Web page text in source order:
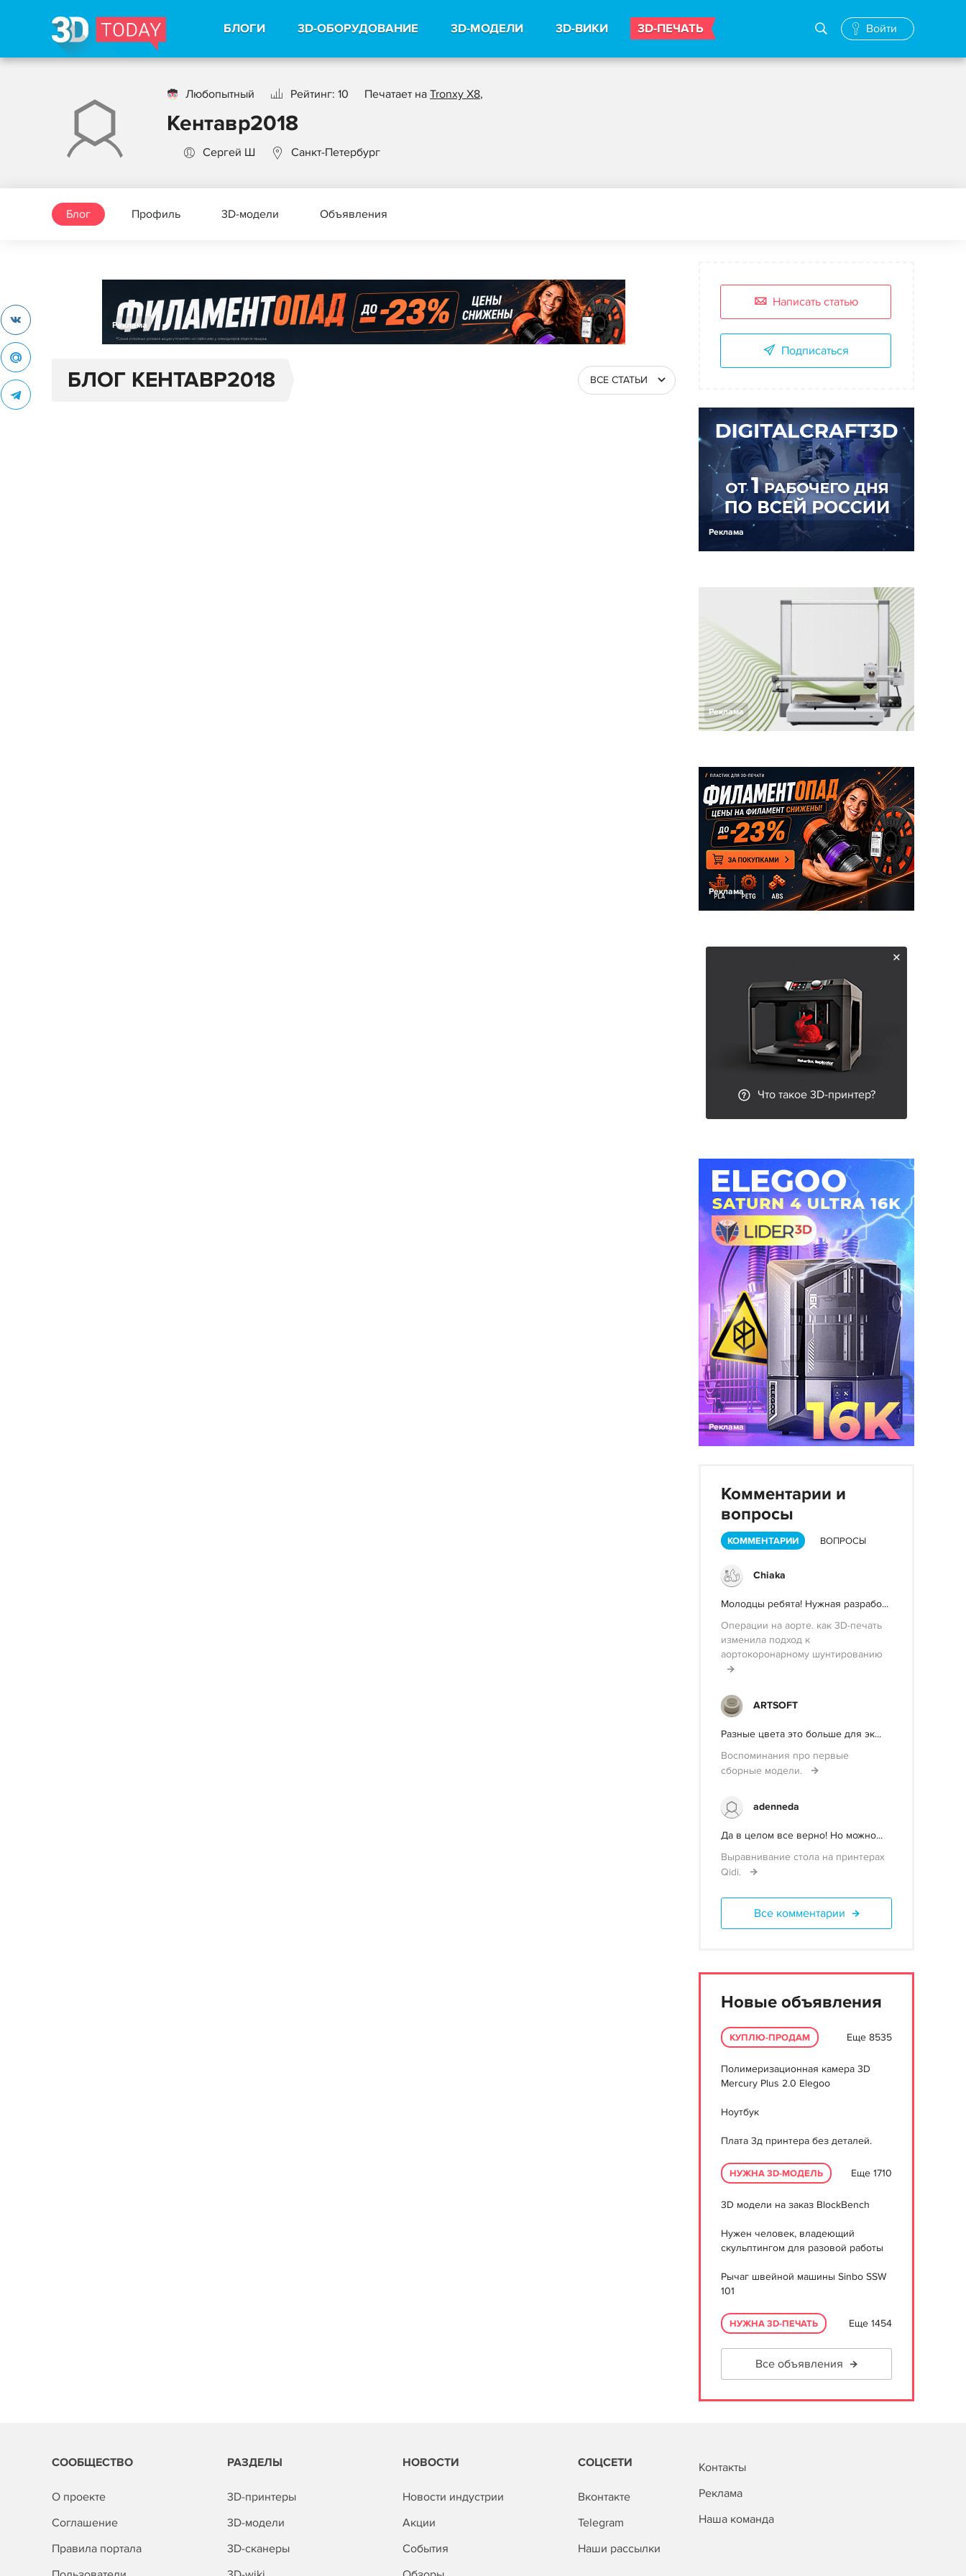
БЛОГИ 3D-ОБОРУДОВАНИЕ 3D-МОДЕЛИ 3D-ВИКИ 3D-ПЕЧАТЬ Войти
Любопытный Рейтинг: 10 Печатает на Tronxy X8,
Кентавр2018
Сергей Ш Санкт-Петербург
Блог Профиль 3D-модели Объявления
Реклама
БЛОГ КЕНТАВР2018 ВСЕ СТАТЬИ
Написать статью
Подписаться
Реклама
Реклама
Реклама
Что такое 3D-принтер?
Реклама
Комментарии и
вопросы
КОММЕНТАРИИ ВОПРОСЫ
Chiaka
Молодцы ребята! Нужная разрабо...
Операции на аорте. как 3D-печать
изменила подход к
аортокоронарному шунтированию
ARTSOFT
Разные цвета это больше для эк...
Воспоминания про первые
сборные модели.
adenneda
Да в целом все верно! Но можно...
Выравнивание стола на принтерах
Qidi.
Все комментарии
Новые объявления
КУПЛЮ-ПРОДАМ Еще 8535
Полимеризационная камера 3D
Mercury Plus 2.0 Elegoo
Ноутбук
Плата 3д принтера без деталей.
НУЖНА 3D-МОДЕЛЬ Еще 1710
3D модели на заказ BlockBench
Нужен человек, владеющий
скульптингом для разовой работы
Рычаг швейной машины Sinbo SSW
101
НУЖНА 3D-ПЕЧАТЬ Еще 1454
Все объявления
СООБЩЕСТВО
О проекте
Соглашение
Правила портала
РАЗДЕЛЫ
3D-принтеры
3D-модели
3D-сканеры
НОВОСТИ
Новости индустрии
Акции
События
СОЦСЕТИ
Вконтакте
Telegram
Наши рассылки
Контакты
Реклама
Наша команда